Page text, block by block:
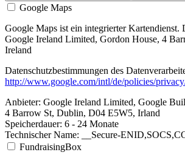
Google Maps
Google Maps ist ein integrierter Kartendienst.
Google Ireland Limited, Gordon House, 4
Ireland
Datenschutzbestimmungen des
http://www.google.com/intl/de/policies/
Anbieter: Google Ireland Limited, Google
4 Barrow St, Dublin, D04 E5W5, Irland
Speicherdauer: 6 - 24 Monate
Technischer Name: __Secure-
FundraisingBox